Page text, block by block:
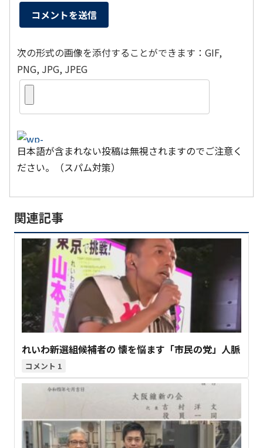
次の形式の画像を添付することができます：GIF,
PNG, JPG, JPEG
日本語が含まれない投稿は無視されますのでご注意く
ださい。（スパム対策）
関連記事
れいわ新選組候補者の 懐を悩ます「市民の党」人脈
1